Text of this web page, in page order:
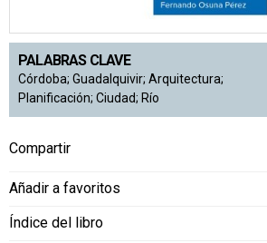
PALABRAS CLAVE
Córdoba; Guadalquivir; Arquitectura;
Planificación; Ciudad; Río
Compartir
Añadir a favoritos
Índice del libro